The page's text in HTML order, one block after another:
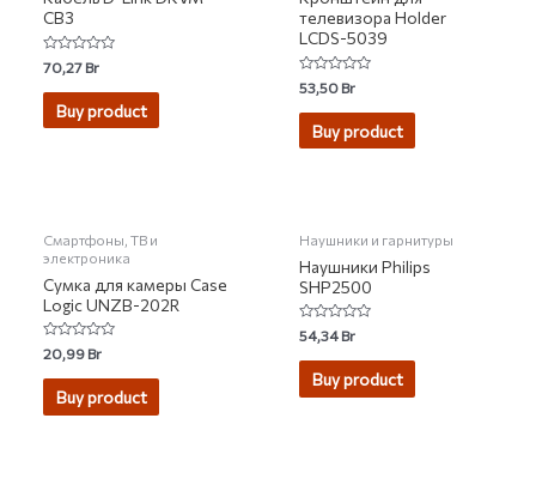
CB3
Rated
0
out
70,27Br
Buy product
телевизора Holder
LCDS-5039
Rated
0
out
53,50Br
Buy product
Смартфоны, ТВ и
электроника
Сумка для камеры Case
Logic UNZB-202R
Rated
0
out
20,99Br
Buy product
Наушники и гарнитуры
Наушники Philips
SHP2500
Rated
0
out
54,34Br
Buy product